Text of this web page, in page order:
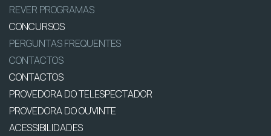
REVER PROGRAMAS
CONCURSOS
PERGUNTAS FREQUENTES
CONTACTOS
CONTACTOS
PROVEDORA DO TELESPECTADOR
PROVEDORA DO OUVINTE
ACESSIBILIDADES